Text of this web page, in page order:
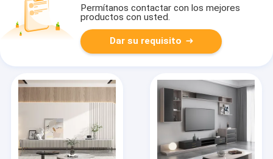
Permítanos contactar con los mejores
productos con usted.
Dar su requisito